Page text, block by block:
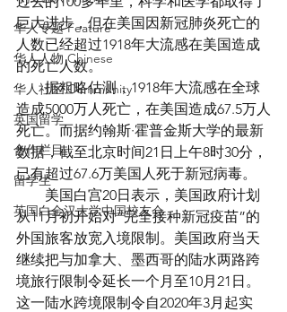
华人专题 Feature
华人人物 Chinese
华人社区 Community
英国留学
合作栏目
留学生
英国白金汉大学中国校友会
巨大进步，但在美国因新冠肺炎死亡的
人数已经超过1918年大流感在美国造成
的死亡人数。
据粗略估测，1918年大流感在全球
造成5000万人死亡，在美国造成67.5万人
死亡。而据约翰斯·霍普金斯大学的最新
数据，截至北京时间21日上午8时30分，
已有超过67.6万美国人死于新冠病毒。
美国白宫20日表示，美国政府计划
从11月初开始对“完全接种新冠疫苗”的
外国旅客放宽入境限制。美国政府当天
继续把与加拿大、墨西哥的陆水两路跨
境旅行限制令延长一个月至10月21日。
这一陆水跨境限制令自2020年3月起实